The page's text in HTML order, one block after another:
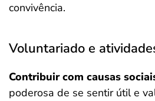
convivência.
Voluntariado e
Contribuir com causas
poderosa de se sentir útil e